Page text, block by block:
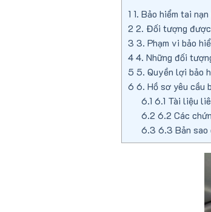
1 1. Bảo hiểm tai
2 2. Đối tượng được
3 3. Phạm vi bảo
44. Những đối
5 5. Quyền lợi bảo
6 6. Hồ sơ yêu cầu
6.1 6.1 Tài liệu
6.2 6.2 Các
6.3 6.3 Bản sao